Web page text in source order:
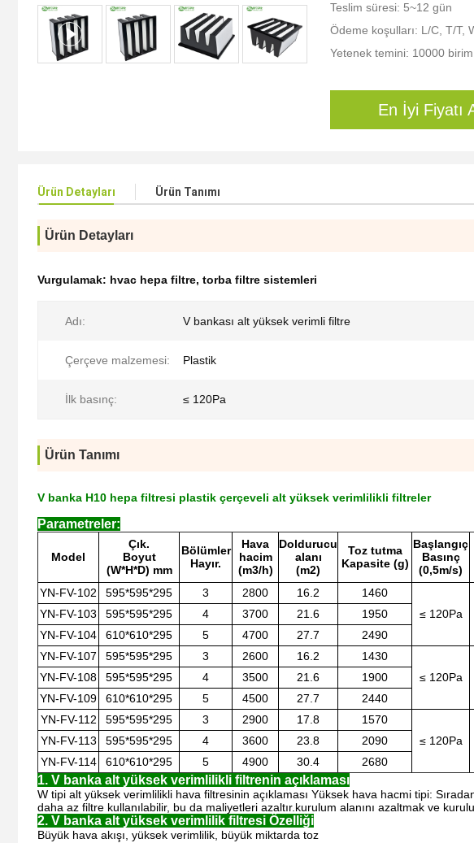
Teslim süresi: 5~12 gün
Ödeme koşulları: L/C, T/T,
Yetenek temini: 10000
En İyi Fiyatı
Ürün Detayları Ürün Tanımı
Ürün Detayları
Vurgulamak: hvac hepa filtre, torba filtre sistemleri
Adı: V bankası alt yüksek verimli filtre
Çerçeve malzemesi: Plastik
İlk basınç: ≤ 120Pa
Ürün Tanımı
V banka H10 hepa filtresi plastik çerçeveli alt yüksek verimlilikli filtreler
Parametreler:
Model
Çık.
Boyut
(W*H*D) mm
Bölümler
Hayır.
Hava
hacim
(m3/h)
Doldurucu
alanı
(m2)
Toz tutma
Kapasite (g)
Başlangıç
Basınç
(0,5m/s)
YN-FV-102 595*595*295 3 2800 16.2
1460
≤ 120Pa
YN-FV-103 595*595*295 4 3700 21.6
1950
YN-FV-104
610*610*295 5 4700 27.7
2490
YN-FV-107
595*595*295 3 2600 16.2
1430
≤ 120Pa
YN-FV-108 595*595*295 4 3500 21.6
1900
YN-FV-109
610*610*295 5 4500 27.7
2440
YN-FV-112
595*595*295 3 2900 17.8
1570
≤ 120Pa
YN-FV-113 595*595*295 4 3600 23.8
2090
YN-FV-114
610*610*295 5 4900 30.4 2680
1. V banka alt yüksek verimlilikli filtrenin açıklaması
W tipi alt yüksek verimlilikli hava filtresinin açıklaması Yüksek hava hacmi tipi:
daha az filtre kullanılabilir, bu da maliyetleri azaltır.kurulum alanını azaltmak ve
2. V banka alt yüksek verimlilik filtresi Özelliği
Büyük hava akışı, yüksek verimlilik, büyük miktarda toz